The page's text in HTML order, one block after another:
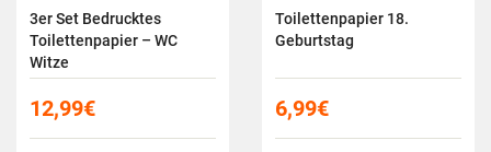
3er Set Bedrucktes
Toilettenpapier – WC
Witze
12,99€
Toilettenpapier 18.
Geburtstag
6,99€